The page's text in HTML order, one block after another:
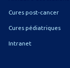
Cures post-cancer
Cures pédiatriques
Intranet